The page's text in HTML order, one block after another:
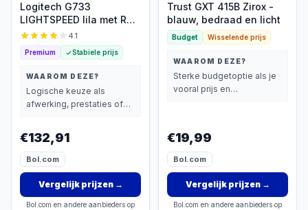
Logitech G733
LIGHTSPEED lila met RGB
en USB-A 4.1
Premium Stabiele prijs
WAAROM DEZE?
Logische keuze als
afwerking, prestaties of
€132,91
Bol.com
Vergelijk prijzen→
Bol.com en andere aanbieders op
Trust GXT 415B Zirox -
blauw, bedraad en licht
Budget Wisselende prijs
WAAROM DEZE?
Sterke budgetoptie als je
vooral prijs en
€19,99
Bol.com
Vergelijk prijzen→
Bol.com en andere aanbieders op